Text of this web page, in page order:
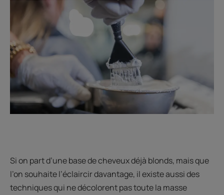
Si on part d’une base de cheveux déjà blonds, mais que
l’on souhaite l’éclaircir davantage, il existe aussi des
techniques qui ne décolorent pas toute la masse